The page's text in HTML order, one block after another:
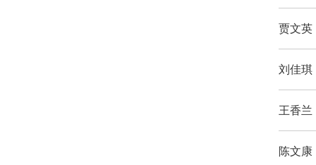
贾文英
刘佳琪
王香兰
陈文康